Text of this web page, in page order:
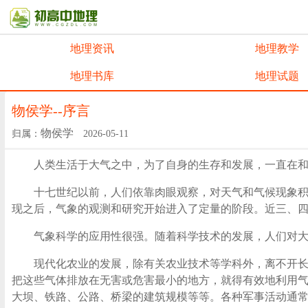
地理资讯 地理教学
地理书库 地理试题
物侯学--序言
归属： 物侯学 2026-05-11
人类生活于大气之中，为了自身的生存和发展，一直在和
十七世纪以前，人们依靠肉眼观察，对天气和气候现象积
现之后，气象的观测和研究开始进入了定量的阶段。近三、
气象科学的应用性很强。随着科学技术的发展，人们对大
现代化农业的发展，除有关农业技术等学科外，离不开长
把这些气体排放在无害或危害最小的地方，就得有效地利用
大坝、铁路、公路、桥梁的建筑规模等等。各种军事活动通